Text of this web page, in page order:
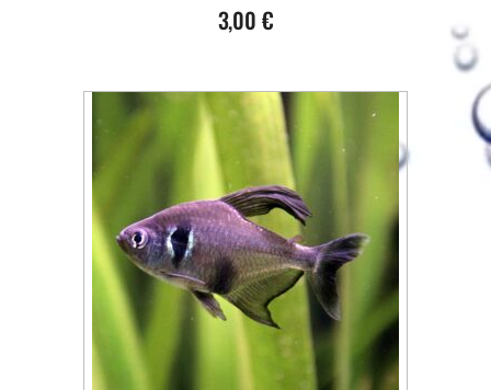
3,00 €